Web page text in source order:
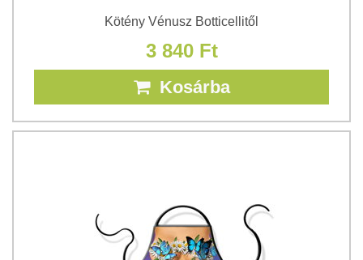
Kötény Vénusz Botticellitől
3 840 Ft
Kosárba